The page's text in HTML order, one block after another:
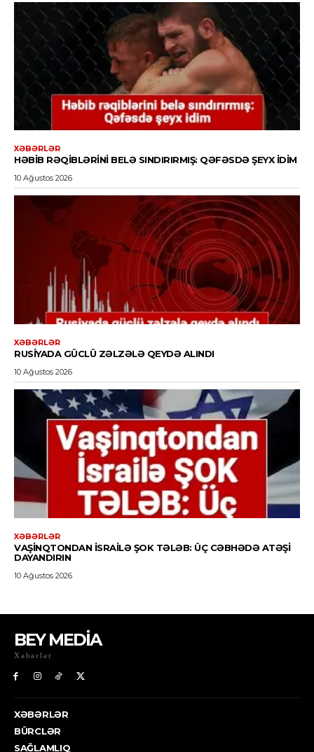
BEY MEDİA
Xəbərlər
XƏBƏRLƏR
BÜRCLƏR
SAĞLAMLIQ